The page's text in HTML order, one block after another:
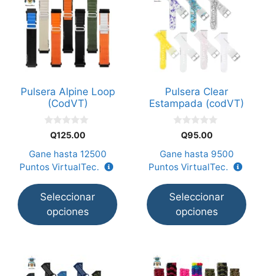
Pulsera Alpine Loop
(CodVT)
5
Q125.00
Gane hasta 12500
Puntos VirtualTec.
Seleccionar
opciones
producto
tiene
múltiples
variantes.
Las
se
pueden
página
de
producto
Pulsera Clear
Estampada (codVT)
5
Q95.00
Gane hasta 9500
Puntos VirtualTec.
Seleccionar
opciones
producto
múltiples
variantes.
Las
se
pueden
página
de
producto
Este
Este